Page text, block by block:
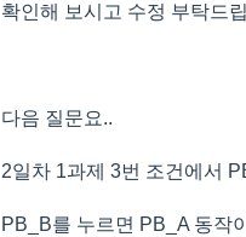
확인해 보시고 수정 부탁드
다음 질문요..
2일차 1과제 3번 조건에서
PB_B를 누르면 PB_A 동작